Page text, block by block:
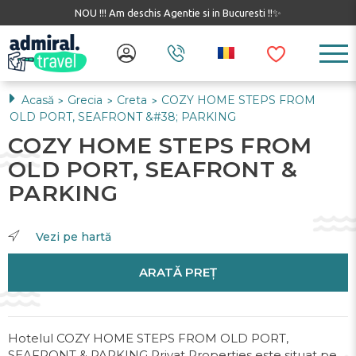
NOU !!! Am deschis Agentie si in Bucuresti !!✨
Acasă > Grecia > Creta > COZY HOME STEPS FROM
OLD PORT, SEAFRONT &#38; PARKING
COZY HOME STEPS FROM
OLD PORT, SEAFRONT &
PARKING
Vezi pe hartă
ARATĂ PREȚ
Hotelul COZY HOME STEPS FROM OLD PORT,